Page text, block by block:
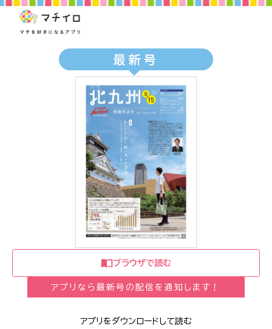
最新号
ブラウザで読む
アプリなら最新号の配信を通知します！
アプリをダウンロードして読む